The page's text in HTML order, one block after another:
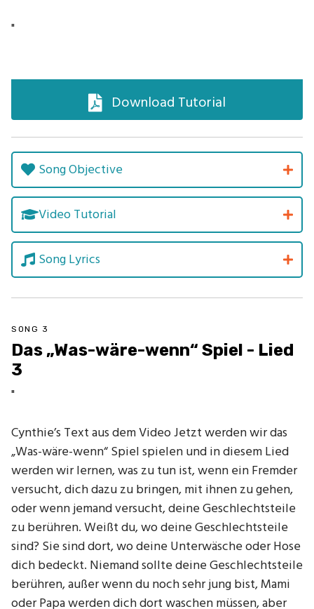
Download Tutorial
"
Song Objective
Video Tutorial
Song Lyrics
SONG 3
Das „Was-wäre-wenn“ Spiel - Lied
3
"
Cynthie’s Text aus dem Video Jetzt werden wir das
„Was-wäre-wenn“ Spiel spielen und in diesem Lied
werden wir lernen, was zu tun ist, wenn ein Fremder
versucht, dich dazu zu bringen, mit ihnen zu gehen,
oder wenn jemand versucht, deine Geschlechtsteile
zu berühren. Weißt du, wo deine Geschlechtsteile
sind? Sie sind dort, wo deine Unterwäsche oder Hose
dich bedeckt. Niemand sollte deine Geschlechtsteile
berühren, außer wenn du noch sehr jung bist, Mami
oder Papa werden dich dort waschen müssen, aber